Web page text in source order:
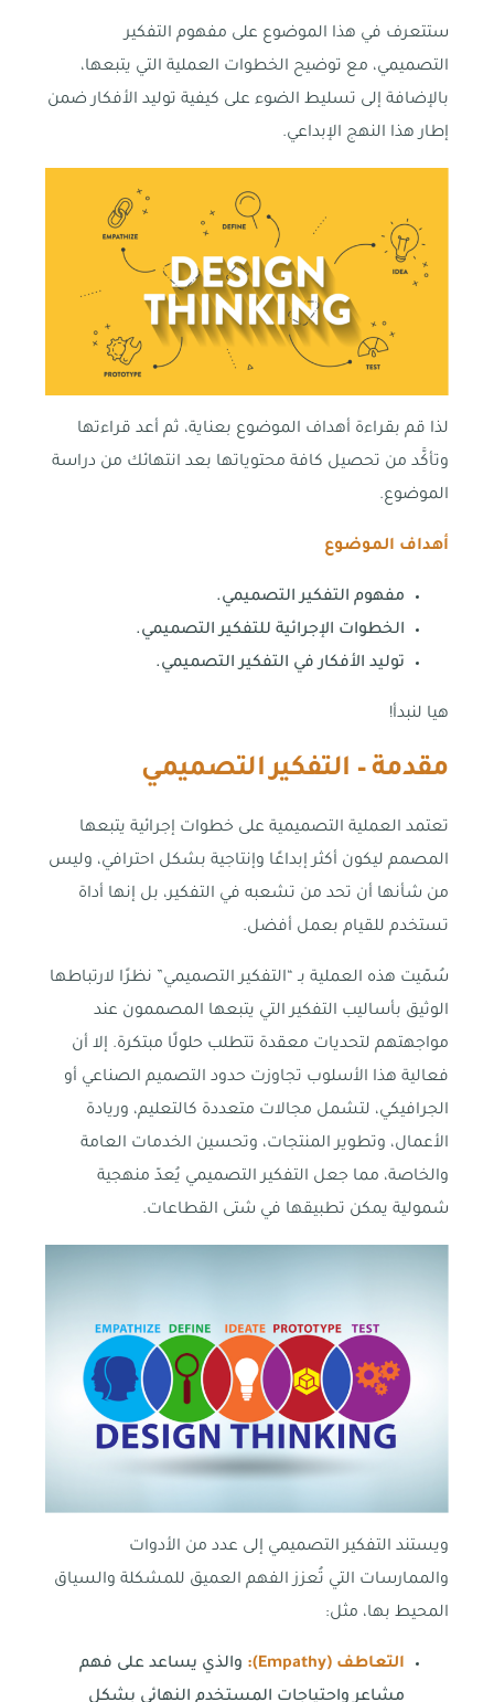
ستتعرف في هذا الموضوع على مفهوم التفكير
التصميمي، مع توضيح الخطوات العملية التي يتبعها،
بالإضافة إلى تسليط الضوء على كيفية توليد الأفكار ضمن
إطار هذا النهج الإبداعي.
لذا قم بقراءة أهداف الموضوع بعناية، ثم أعد قراءتها
وتأكَّد من تحصيل كافة محتوياتها بعد انتهائك من دراسة
الموضوع.
أهداف الموضوع
مفهوم التفكير التصميمي.
الخطوات الإجرائية للتفكير التصميمي.
توليد الأفكار في التفكير التصميمي.
هيا لنبدأ!
مقدمة– التفكير التصميمي
تعتمد العملية التصميمية على خطوات إجرائية يتبعها
المصمم ليكون أكثر إبداعًا وإنتاجية بشكل احترافي، وليس
من شأنها أن تحد من تشعبه في التفكير، بل إنها أداة
تستخدم للقيام بعمل أفضل.
سُمّيت هذه العملية بـ “التفكير التصميمي” نظرًا لارتباطها
الوثيق بأساليب التفكير التي يتبعها المصممون عند
مواجهتهم لتحديات معقدة تتطلب حلولًا مبتكرة. إلا أن
فعالية هذا الأسلوب تجاوزت حدود التصميم الصناعي أو
الجرافيكي، لتشمل مجالات متعددة كالتعليم، وريادة
الأعمال، وتطوير المنتجات، وتحسين الخدمات العامة
والخاصة، مما جعل التفكير التصميمي يُعدّ منهجية
شمولية يمكن تطبيقها في شتى القطاعات.
ويستند التفكير التصميمي إلى عدد من الأدوات
والممارسات التي تُعزز الفهم العميق للمشكلة والسياق
المحيط بها، مثل:
التعاطف (Empathy
): والذي يساعد على فهم
مشاعر واحتياجات المستخدم النهائي بشكل